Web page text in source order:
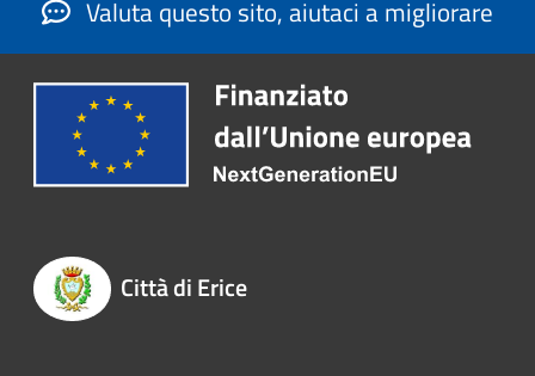
Valuta questo sito, aiutaci a migliorare
Città di Erice